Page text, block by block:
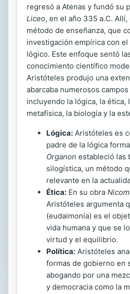
regresó a Atenas y fundó su
Liceo, en el año 335 a.C.
método de enseñanza, que
investigación empírica con
lógico. Este enfoque sentó
conocimiento científico
Aristóteles produjo una
abarcaba numerosos
incluyendo la lógica, la ética,
metafísica, la biología y la
Lógica: Aristóteles es
padre de la lógica
Organon estableció las
silogística, un método
relevante en la
Ética: En su obra
Aristóteles argumenta
(eudaimonía) es el
vida humana y que se
virtud y el equilibrio.
Política: Aristóteles
formas de gobierno en
abogando por una
y democracia como la